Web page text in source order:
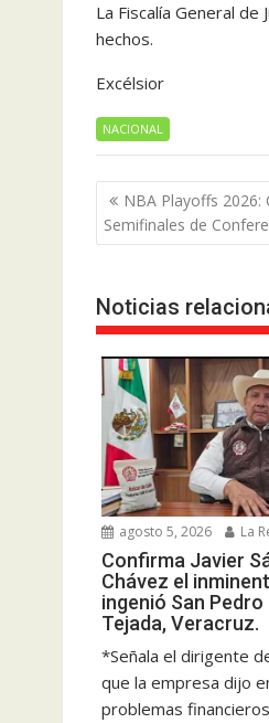
La Fiscalía General
hechos.
Excélsior
NACIONAL
Navegación
de
entradas
NBA Playoffs 2026:
Semifinales de
Noticias
agosto 5, 2026 La
Confirma Javier
Chávez el
ingenió San
Tejada, Veracruz.
*Señala el dirigente
que la empresa dijo
problemas